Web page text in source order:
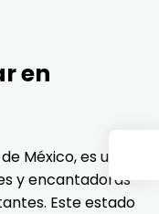
en
México, es un
y encantadoras
Este estado